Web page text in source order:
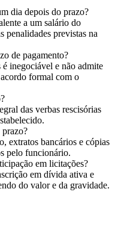
dia depois do prazo?
a um salário do
penalidades previstas na
de pagamento?
inegociável e não admite
formal com o
das verbas rescisórias
extratos bancários e cópias
pelo funcionário.
em licitações?
em dívida ativa e
do valor e da gravidade.